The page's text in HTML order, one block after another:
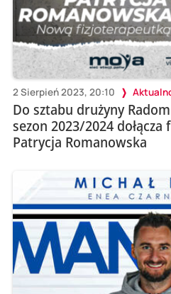
2 Sierpień 2023, 20:10
Do sztabu drużyny
sezon 2023/2024
Patrycja Romanowska